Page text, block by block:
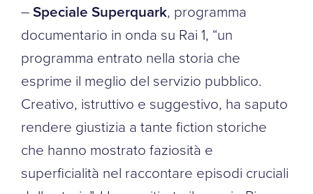
–Speciale Superquark, programma
documentario in onda su Rai 1, “un
programma entrato nella storia che
esprime il meglio del servizio pubblico.
Creativo, istruttivo e suggestivo, ha saputo
rendere giustizia a tante fiction storiche
che hanno mostrato faziosità e
superficialità nel raccontare episodi cruciali